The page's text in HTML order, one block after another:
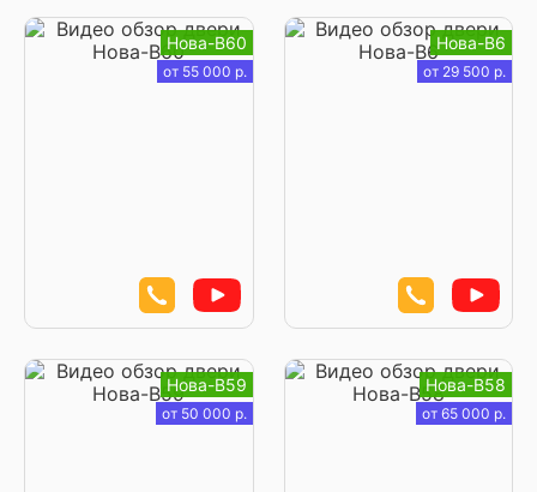
Нова-В60
от 55 000 р.
Нова-В6
от 29 500 р.
Нова-В59
от 50 000 р.
Нова-В58
от 65 000 р.